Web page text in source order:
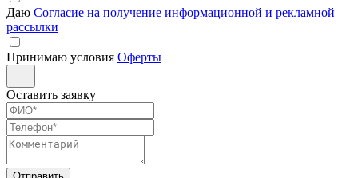
Даю Согласие на получение информационной и рекламной
рассылки
Принимаю условия Оферты
Оставить заявку
Отправить